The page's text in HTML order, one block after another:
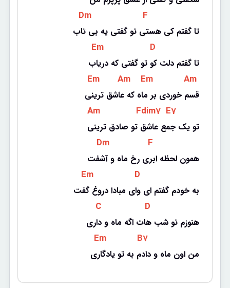
Dm F
تا گفتم کی هستی تو گفتی یه بی تاب
Em D
تا گفتم دلت کو تو گفتی که دریاب
Em Am Em Am
قسم خوردی بر ماه که عاشق ترینی
Am Fdim7 E7
تو یک جمع عاشق تو صادق ترینی
Dm F
همون لحظه ابری رخ ماه و آشفت
Em D
به خودم گفتم ای وای مبادا دروغ گفت
C D
هنوزم تو شب هات اگه ماه و داری
Em B7
من اون ماه و دادم به تو یادگاری